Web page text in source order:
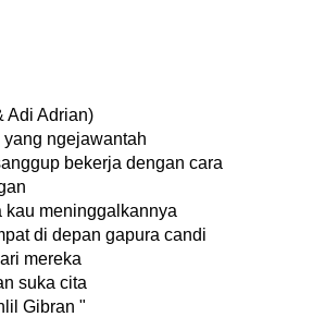
Adi Adrian)
ngejawantah
bekerja dengan cara
kau meninggalkannya
di depan gapura candi
mereka
suka cita
Gibran "